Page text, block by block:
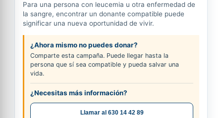
Para una persona con leucemia u otra enfermedad de
la sangre, encontrar un donante compatible puede
significar una nueva oportunidad de vivir.
¿Ahora mismo no puedes donar?
Comparte esta campaña. Puede llegar hasta la
persona que sí sea compatible y pueda salvar una
vida.
¿Necesitas más información?
Llamar al 630 14 42 89